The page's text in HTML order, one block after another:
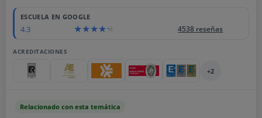
ESCUELA EN GOOGLE
4.3 4538 reseñas
ACREDITACIONES
+2
Relacionado con esta temática